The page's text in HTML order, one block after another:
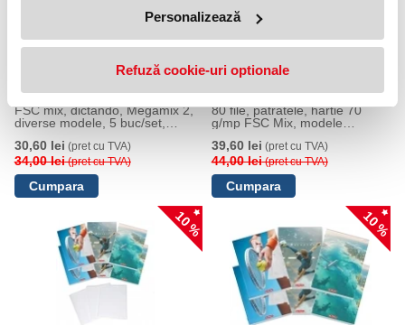
Personalizează
Refuză cookie-uri optionale
Caiet A4 80 file, hartie 70g/mp
FSC mix, dictando, Megamix 2,
diverse modele, 5 buc/set,
30,60 lei (pret cu TVA)
34,00 lei(pret cu TVA)
Pachet 5 caiete A4 + coperti,
80 file, patratele, hartie 70
g/mp FSC Mix, modele
39,60 lei (pret cu TVA)
44,00 lei(pret cu TVA)
10 % 10 %